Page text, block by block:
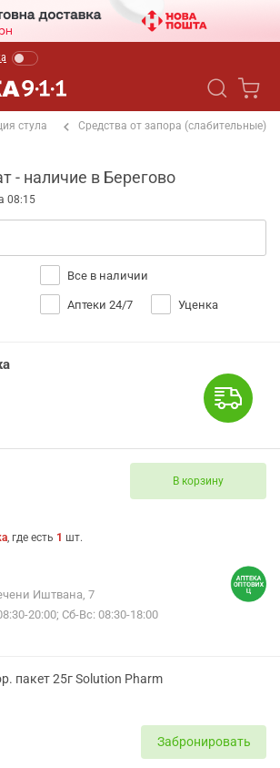
стула Средства от запора (слабительные)
- наличие в Берегово
08:15
Все в наличии
Аптеки 24/7 Уценка
В корзину
, где есть 1 шт.
Иштвана, 7
20:00; Сб-Вс: 08:30-18:00
пакет 25г Solution Pharm
Забронировать